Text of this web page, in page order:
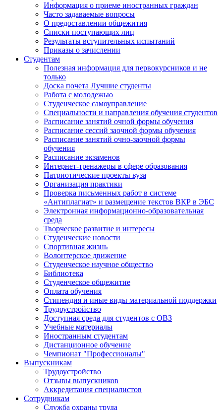
Информация о приеме иностранных граждан
Часто задаваемые вопросы
О предоставлении общежития
Списки поступающих лиц
Результаты вступительных испытаний
Приказы о зачислении
Студентам
Полезная информация для первокурсников и не
только
Доска почета Лучшие студенты
Работа с молодежью
Студенческое самоуправление
Специальности и направления обучения студентов
Расписание занятий очной формы обучения
Расписание сессий заочной формы обучения
Расписание занятий очно-заочной формы
обучения
Расписание экзаменов
Интернет-тренажеры в сфере образования
Патриотические проекты вуза
Организация практики
Проверка письменных работ в системе
«Антиплагиат» и размещение текстов ВКР в ЭБС
Электронная информационно-образовательная
среда
Творческое развитие и интересы
Студенческие новости
Спортивная жизнь
Волонтерское движение
Студенческое научное общество
Библиотека
Студенческое общежитие
Оплата обучения
Стипендия и иные виды материальной поддержки
Трудоустройство
Доступная среда для студентов с ОВЗ
Учебные материалы
Иностранным студентам
Дистанционное обучение
Чемпионат "Профессионалы"
Выпускникам
Трудоустройство
Отзывы выпускников
Аккредитация специалистов
Сотрудникам
Служба охраны труда